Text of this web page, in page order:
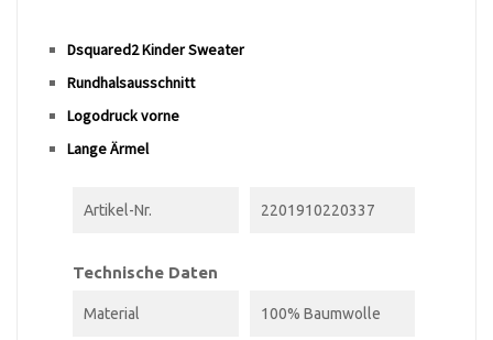
Dsquared2 Kinder Sweater
Rundhalsausschnitt
Logodruck vorne
Lange Ärmel
Artikel-Nr. 2201910220337
Technische Daten
Material 100% Baumwolle